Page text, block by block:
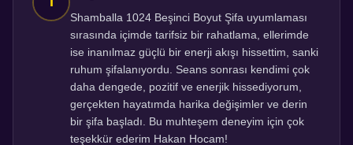
Shamballa 1024 Beşinci Boyut Şifa uyumlaması
sırasında içimde tarifsiz bir rahatlama, ellerimde
ise inanılmaz güçlü bir enerji akışı hissettim, sanki
ruhum şifalanıyordu. Seans sonrası kendimi çok
daha dengede, pozitif ve enerjik hissediyorum,
gerçekten hayatımda harika değişimler ve derin
bir şifa başladı. Bu muhteşem deneyim için çok
teşekkür ederim Hakan Hocam!